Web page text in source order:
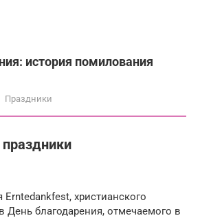
история помилования
Праздники
христианского
День благодарения, отмечаемого в